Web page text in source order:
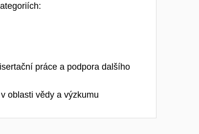
práce a podpora dalšího
oblasti vědy a výzkumu